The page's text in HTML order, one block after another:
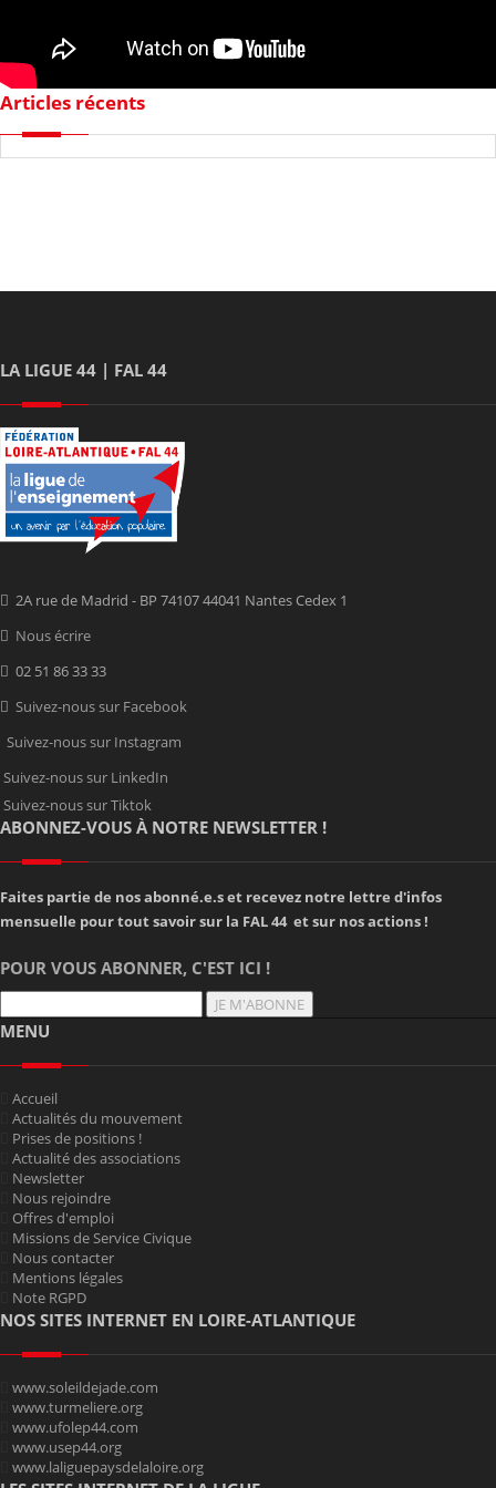
Articles récents
LA LIGUE 44 | FAL 44
2A rue de Madrid - BP 74107 44041 Nantes Cedex 1
Nous écrire
02 51 86 33 33
Suivez-nous sur Facebook
Suivez-nous sur Instagram
Suivez-nous sur LinkedIn
Suivez-nous sur Tiktok
ABONNEZ-VOUS À NOTRE NEWSLETTER !
Faites partie de nos abonné.e.s et recevez notre lettre d'infos
mensuelle pour tout savoir sur la FAL 44 et sur nos actions !
POUR VOUS ABONNER, C'EST ICI !
JE M'ABONNE
MENU
Accueil
Actualités du mouvement
Prises de positions !
Actualité des associations
Newsletter
Nous rejoindre
Offres d'emploi
Missions de Service Civique
Nous contacter
Mentions légales
Note RGPD
NOS SITES INTERNET EN LOIRE-ATLANTIQUE
www.soleildejade.com
www.turmeliere.org
www.ufolep44.com
www.usep44.org
www.laliguepaysdelaloire.org